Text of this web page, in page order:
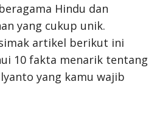
Hindu dan
yang cukup unik.
simak artikel berikut ini
10 fakta menarik tentang
yang kamu wajib